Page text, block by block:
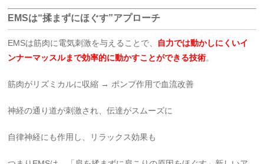
EMSは“揉まずにほぐす”アプローチ
EMSは筋肉に電気刺激を与えることで、 自力では動かしにくいイ
ンナーマッスルまで効率的に動かすことができる技術。
筋肉がリズミカルに収縮 → ポンプ作用で血流改善
神経の通り道が刺激され、伝達がスムーズに
自律神経にも作用し、リラックス効果も